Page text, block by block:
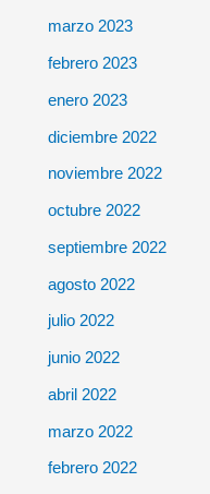
marzo 2023
febrero 2023
enero 2023
diciembre 2022
noviembre 2022
octubre 2022
septiembre 2022
agosto 2022
julio 2022
junio 2022
abril 2022
marzo 2022
febrero 2022